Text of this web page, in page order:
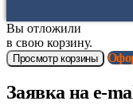
Вы отложили
в свою корзину.
Просмотр корзины
Заявка на e-